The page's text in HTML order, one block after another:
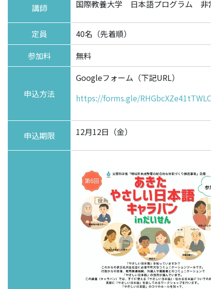
講師 国際教養大学 日本語プログラム
定員
40名（先着順）
参加料
無料
申込方法
Googleフォーム（下記URL）
https://forms.gle/
申込期限 12月12日（金）